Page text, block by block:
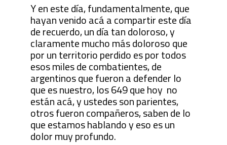
Y en este día, fundamentalmente, que
hayan venido acá a compartir este día
de recuerdo, un día tan doloroso, y
claramente mucho más doloroso que
por un territorio perdido es por todos
esos miles de combatientes, de
argentinos que fueron a defender lo
que es nuestro, los 649 que hoy no
están acá, y ustedes son parientes,
otros fueron compañeros, saben de lo
que estamos hablando y eso es un
dolor muy profundo.